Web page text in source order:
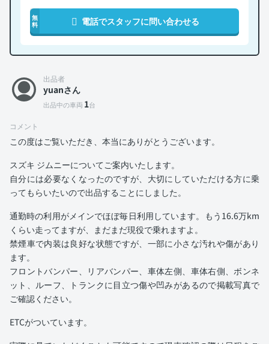
無
料
電話でスタッフに問い合わせる
出品者
yuanさん
出品中の車両 1台
コメント
この度はご覧いただき、本当にありがとうございます。
スズキ ジムニーについてご案内いたします。
自分には必要なくなったのですが、大切にしていただける方に乗
ってもらいたいので出品することにしました。
通勤時の利用がメインでほぼ毎日利用しています。もう16.6万km
くらい走ってますが、まだまだ現役で乗れますよ。
禁煙車で内装は良好な状態ですが、一部に小さな汚れや傷があり
ます。
フロントバンパー、リアバンパー、車体左側、車体右側、ボンネ
ット、ルーフ、トランクに目立つ傷や凹みがあるので掲載写真で
ご確認ください。
ETCがついています。